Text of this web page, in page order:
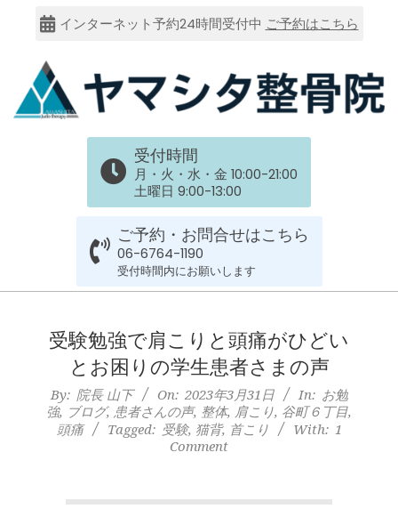
content
インターネット予約24時間受付中 ご予約はこちら
大
谷
六
上
本
受付時間
月・火・水・金 10:00-21:00
土曜日 9:00-13:00
ご予約・お問合せはこちら
06-6764-1190
受付時間内にお願いします
Navigation受験勉強で肩こりと頭痛がひどい
とお困りの学生患者さまの声
By: 院長 山下 On: 2023年3月31日 In: お勉
強, ブログ, 患者さんの声, 整体, 肩こり, 谷町６丁目,
頭痛
Tagged: 受験, 猫背, 首こり With: 1
Comment